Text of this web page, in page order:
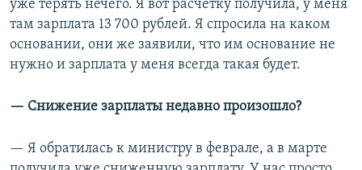
уже терять нечего. Я вот расчетку получила, у меня
там зарплата 13 700 рублей. Я спросила на каком
основании, они же заявили, что им основание не
нужно и зарплата у меня всегда такая будет.
— Снижение зарплаты недавно произошло?
— Я обратилась к министру в феврале, а в марте